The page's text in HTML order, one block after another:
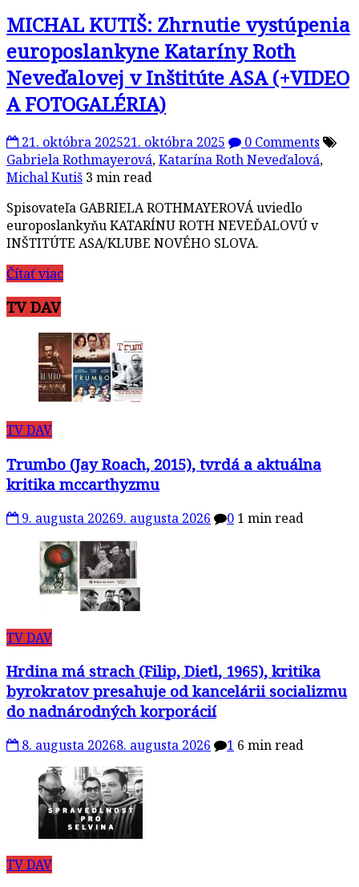
MICHAL KUTIŠ: Zhrnutie vystúpenia
europoslankyne Kataríny Roth
Neveďalovej v Inštitúte ASA (+VIDEO
A FOTOGALÉRIA)
21. októbra 202521. októbra 2025
0 Comments
Gabriela Rothmayerová,Katarína Roth Neveďalová,
Michal Kutiš 3 min read
Spisovateľa GABRIELA ROTHMAYEROVÁ uviedlo
europoslankyňu KATARÍNU ROTH NEVEĎALOVÚ v
INŠTITÚTE ASA/KLUBE NOVÉHO SLOVA.
Čítať viac
TV DAV
TV DAV
Trumbo (Jay Roach, 2015), tvrdá a aktuálna
kritika mccarthyzmu
9. augusta 20269. augusta 2026 0 1 min read
TV DAV
Hrdina má strach (Filip, Dietl, 1965), kritika
byrokratov presahuje od kancelárii socializmu
do nadnárodných korporácií
8. augusta 20268. augusta 2026 1 6 min read
TV DAV